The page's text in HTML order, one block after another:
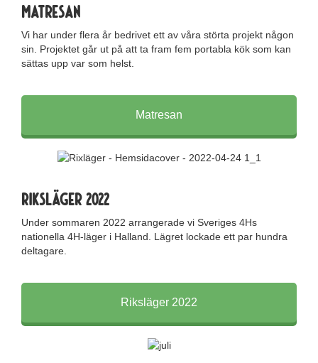
Matresan
Vi har under flera år bedrivet ett av våra störta projekt någon
sin. Projektet går ut på att ta fram fem portabla kök som kan
sättas upp var som helst.
Matresan
Riksläger 2022
Under sommaren 2022 arrangerade vi Sveriges 4Hs
nationella 4H-läger i Halland. Lägret lockade ett par hundra
deltagare.
Riksläger 2022